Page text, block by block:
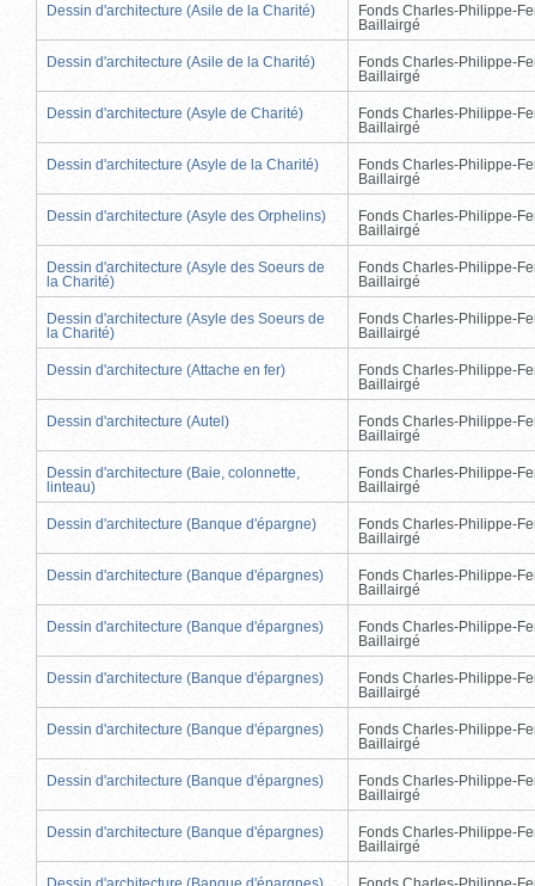
Dessin d'architecture (Asile de la Charité)
Fonds Charles-Philippe-
Baillairgé
Dessin d'architecture (Asile de la Charité)
Fonds Charles-Philippe-
Baillairgé
Dessin d'architecture (Asyle de Charité)
Fonds Charles-Philippe-
Baillairgé
Dessin d'architecture (Asyle de la Charité)
Fonds Charles-Philippe-
Baillairgé
Dessin d'architecture (Asyle des Orphelins)
Fonds Charles-Philippe-
Baillairgé
Dessin d'architecture (Asyle des Soeurs de
la Charité)
Fonds Charles-Philippe-
Baillairgé
Dessin d'architecture (Asyle des Soeurs de
la Charité)
Fonds Charles-Philippe-
Baillairgé
Dessin d'architecture (Attache en fer)
Fonds Charles-Philippe-
Baillairgé
Dessin d'architecture (Autel)
Fonds Charles-Philippe-
Baillairgé
Dessin d'architecture (Baie, colonnette,
linteau)
Fonds Charles-Philippe-
Baillairgé
Dessin d'architecture (Banque d'épargne)
Fonds Charles-Philippe-
Baillairgé
Dessin d'architecture (Banque d'épargnes)
Fonds Charles-Philippe-
Baillairgé
Dessin d'architecture (Banque d'épargnes)
Fonds Charles-Philippe-
Baillairgé
Dessin d'architecture (Banque d'épargnes)
Fonds Charles-Philippe-
Baillairgé
Dessin d'architecture (Banque d'épargnes)
Fonds Charles-Philippe-
Baillairgé
Dessin d'architecture (Banque d'épargnes)
Fonds Charles-Philippe-
Baillairgé
Dessin d'architecture (Banque d'épargnes)
Fonds Charles-Philippe-
Baillairgé